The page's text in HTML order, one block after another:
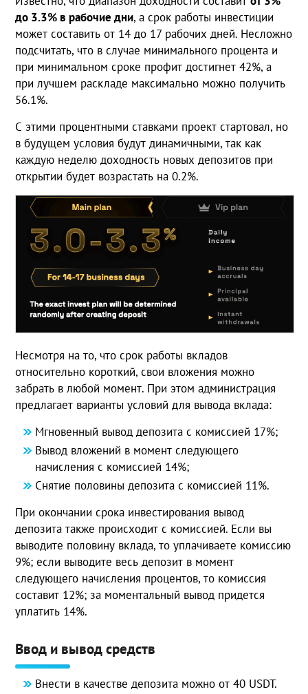
до 3.3% в рабочие дни, а срок работы инвестиции
может составить от 14 до 17 рабочих дней. Несложно
подсчитать, что в случае минимального процента и
при минимальном сроке профит достигнет 42%, а
при лучшем раскладе максимально можно получить
56.1%.
С этими процентными ставками проект стартовал, но
в будущем условия будут динамичными, так как
каждую неделю доходность новых депозитов при
открытии будет возрастать на 0.2%.
Несмотря на то, что срок работы вкладов
относительно короткий, свои вложения можно
забрать в любой момент. При этом администрация
предлагает варианты условий для вывода вклада:
Мгновенный вывод депозита с комиссией 17%;
Вывод вложений в момент следующего
начисления с комиссией 14%;
Снятие половины депозита с комиссией 11%.
При окончании срока инвестирования вывод
депозита также происходит с комиссией. Если вы
выводите половину вклада, то уплачиваете комиссию
9%; если выводите весь депозит в момент
следующего начисления процентов, то комиссия
составит 12%; за моментальный вывод придется
уплатить 14%.
Ввод и вывод средств
Внести в качестве депозита можно от 40 USDT.